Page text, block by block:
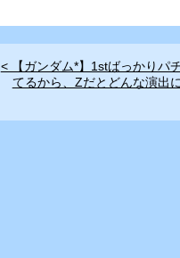
< 【ガンダム*】1stばっかりパ
てるから、Zだとどんな演出